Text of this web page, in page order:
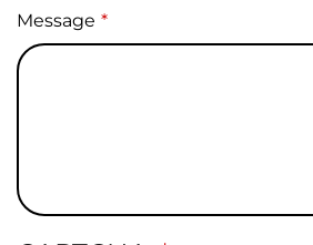
Message